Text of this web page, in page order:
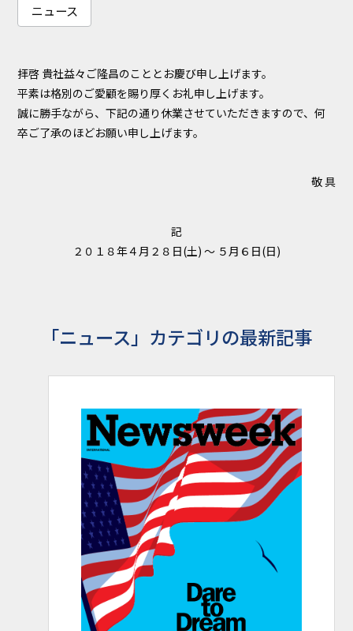
ニュース
拝啓 貴社益々ご隆昌のこととお慶び申し上げます。
平素は格別のご愛顧を賜り厚くお礼申し上げます。
誠に勝手ながら、下記の通り休業させていただきますので、何
卒ご了承のほどお願い申し上げます。
敬 具
記
２０１８年４月２８日(土) ～ ５月６日(日)
「ニュース」カテゴリの最新記事